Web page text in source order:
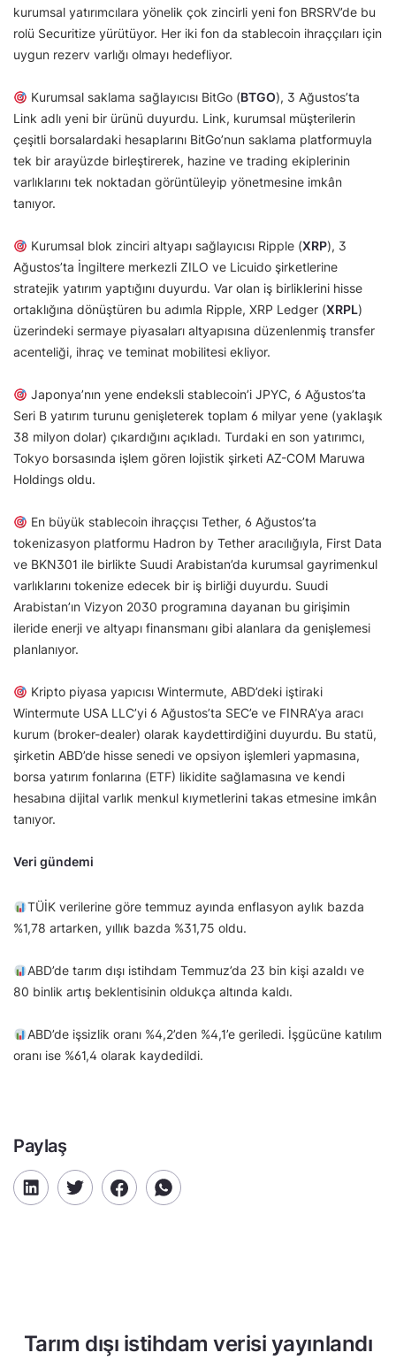
kurumsal yatırımcılara yönelik çok zincirli yeni fon BRSRV’de bu
rolü Securitize yürütüyor. Her iki fon da stablecoin ihraççıları için
uygun rezerv varlığı olmayı hedefliyor.
Kurumsal saklama sağlayıcısı BitGo (BTGO), 3 Ağustos’ta
Link adlı yeni bir ürünü duyurdu. Link, kurumsal müşterilerin
çeşitli borsalardaki hesaplarını BitGo’nun saklama platformuyla
tek bir arayüzde birleştirerek, hazine ve trading ekiplerinin
varlıklarını tek noktadan görüntüleyip yönetmesine imkân
tanıyor.
Kurumsal blok zinciri altyapı sağlayıcısı Ripple (XRP), 3
Ağustos’ta İngiltere merkezli ZILO ve Licuido şirketlerine
stratejik yatırım yaptığını duyurdu. Var olan iş birliklerini hisse
ortaklığına dönüştüren bu adımla Ripple, XRP Ledger (XRPL)
üzerindeki sermaye piyasaları altyapısına düzenlenmiş transfer
acenteliği, ihraç ve teminat mobilitesi ekliyor.
Japonya’nın yene endeksli stablecoin’i JPYC, 6 Ağustos’ta
Seri B yatırım turunu genişleterek toplam 6 milyar yene (yaklaşık
38 milyon dolar) çıkardığını açıkladı. Turdaki en son yatırımcı,
Tokyo borsasında işlem gören lojistik şirketi AZ-COM Maruwa
Holdings oldu.
En büyük stablecoin ihraççısı Tether, 6 Ağustos’ta
tokenizasyon platformu Hadron by Tether aracılığıyla, First Data
ve BKN301 ile birlikte Suudi Arabistan’da kurumsal gayrimenkul
varlıklarını tokenize edecek bir iş birliği duyurdu. Suudi
Arabistan’ın Vizyon 2030 programına dayanan bu girişimin
ileride enerji ve altyapı finansmanı gibi alanlara da genişlemesi
planlanıyor.
Kripto piyasa yapıcısı Wintermute, ABD’deki iştiraki
Wintermute USA LLC’yi 6 Ağustos’ta SEC’e ve FINRA’ya aracı
kurum (broker-dealer) olarak kaydettirdiğini duyurdu. Bu statü,
şirketin ABD’de hisse senedi ve opsiyon işlemleri yapmasına,
borsa yatırım fonlarına (ETF) likidite sağlamasına ve kendi
hesabına dijital varlık menkul kıymetlerini takas etmesine imkân
tanıyor.
Veri gündemi
TÜİK verilerine göre temmuz ayında enflasyon aylık bazda
%1,78 artarken, yıllık bazda %31,75 oldu.
ABD’de tarım dışı istihdam Temmuz’da 23 bin kişi azaldı ve
80 binlik artış beklentisinin oldukça altında kaldı.
ABD’de işsizlik oranı %4,2’den %4,1’e geriledi. İşgücüne katılım
oranı ise %61,4 olarak kaydedildi.
Paylaş
Tarım dışı istihdam verisi yayınlandı